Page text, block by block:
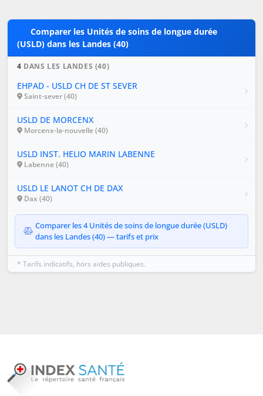
Comparer les Unités de soins de longue durée
(USLD) dans les Landes (40)
4 DANS LES LANDES (40)
EHPAD - USLD CH DE ST SEVER
Saint-sever (40)
USLD DE MORCENX
Morcenx-la-nouvelle (40)
USLD INST. HELIO MARIN LABENNE
Labenne (40)
USLD LE LANOT CH DE DAX
Dax (40)
Comparer les 4 Unités de soins de longue durée (USLD)
dans les Landes (40) — tarifs et prix
* Tarifs indicatifs, hors aides publiques.